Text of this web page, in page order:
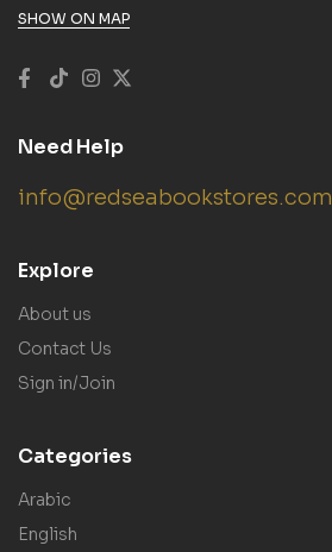
SHOW ON MAP
Need Help
info@redseabookstores.com
Explore
About us
Contact Us
Sign in/Join
Categories
Arabic
English